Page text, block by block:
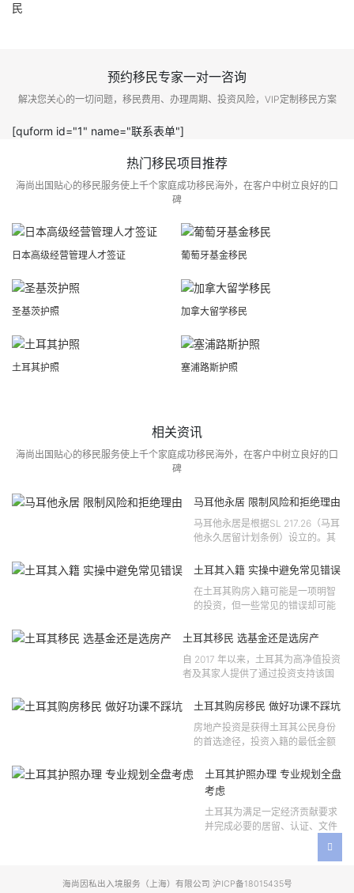
民
预约移民专家一对一咨询
解决您关心的一切问题，移民费用、办理周期、投资风险，VIP定制移民方案
[quform id="1" name="联系表单"]
热门移民项目推荐
海尚出国贴心的移民服务使上千个家庭成功移民海外，在客户中树立良好的口
碑
日本高级经营管理人才签证 葡萄牙基金移民
圣基茨护照 加拿大留学移民
土耳其护照 塞浦路斯护照
相关资讯
海尚出国贴心的移民服务使上千个家庭成功移民海外，在客户中树立良好的口
碑
马耳他永居 限制风险和拒绝理由
马耳他永居是根据SL 217.26（马耳
他永久居留计划条例）设立的。其
121 号法律公告，并随后根据2024
土耳其入籍 实操中避免常见错误
在土耳其购房入籍可能是一项明智
的投资，但一些常见的错误却可能
失。许多投资者轻信营销宣传或不
土耳其移民 选基金还是选房产
自 2017 年以来，土耳其为高净值投资
者及其家人提供了通过投资支持该国
会。 该计划的一大亮点在于其涵盖广
土耳其购房移民 做好功课不踩坑
房地产投资是获得土耳其公民身份
的首选途径，投资入籍的最低金额
二手房产。这一门槛自2019年调整
以来一直未变，适用于经持牌...
土耳其护照办理 专业规划全盘
考虑
土耳其为满足一定经济贡献要求
并完成必要的居留、认证、文件
准备和入籍申请步骤的外国投资
海尚因私出入境服务（上海）有限公司 沪ICP备18015435号